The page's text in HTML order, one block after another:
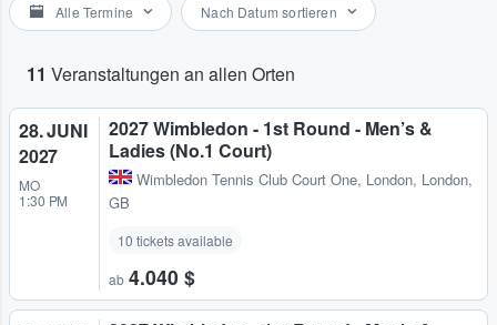
Alle Termine Nach Datum sortieren
11 Veranstaltungen an allen Orten
28. JUNI
2027
MO
1:30 PM
2027 Wimbledon - 1st Round - Men’s &
Ladies (No.1 Court)
Wimbledon Tennis Club Court One, London, London,
GB
10 tickets available
ab 4.040 $